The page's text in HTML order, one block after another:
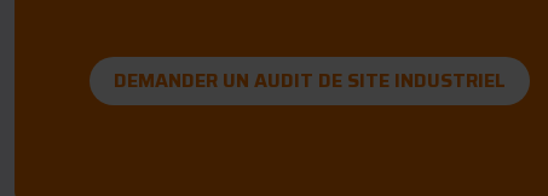
DEMANDER UN AUDIT DE SITE INDUSTRIEL